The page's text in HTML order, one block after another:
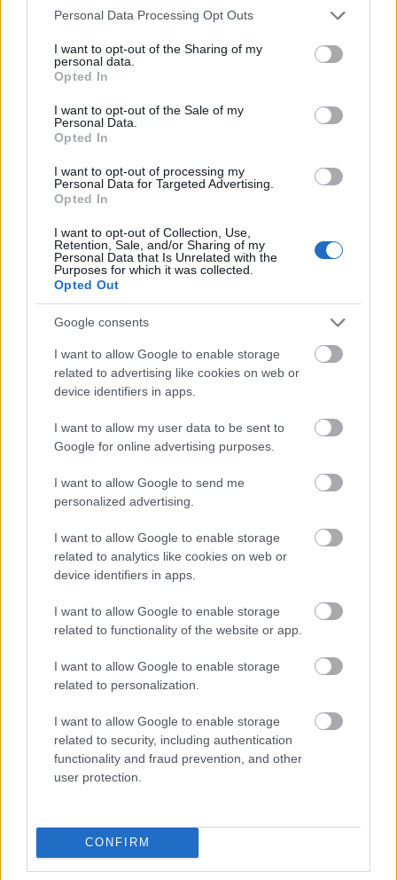
Please note that this website/app uses one or more Google
not limited to your visit or usage behaviour. You may click to
grant or deny consent to Google and its third-party tags to
use your data for below specified purposes in below Google
consent section.
Personal Data Processing Opt Outs
I want to opt-out of the Sharing of my
personal data.
Opted In
I want to opt-out of the Sale of my
Personal Data.
Opted In
I want to opt-out of processing my
Personal Data for Targeted Advertising.
Opted In
I want to opt-out of Collection, Use,
Retention, Sale, and/or Sharing of my
Personal Data that Is Unrelated with the
Purposes for which it was collected.
Opted Out
Google consents
I want to allow Google to enable storage
related to advertising like cookies on web or
device identifiers in apps.
I want to allow my user data to be sent to
Google for online advertising purposes.
I want to allow Google to send me
personalized advertising.
I want to allow Google to enable storage
related to analytics like cookies on web or
device identifiers in apps.
I want to allow Google to enable storage
related to functionality of the website or app.
I want to allow Google to enable storage
related to personalization.
I want to allow Google to enable storage
related to security, including authentication
functionality and fraud prevention, and other
user protection.
CONFIRM
Épített öröksége megújításával is készül Mohács a
csata ötszázadik évfordulójára
Új kápolna, kiállítótér épült a mohácsi csata emlékhelyén. A
városban is számos beruházás készült el vagy közeledik a
Széchenyi tér is.
A tengerfenék alatt négy óriáskábellel
Franciaország villamosenergia-
hálózatát
Még több zöld, még több virág és új
játszótér Debrecen egyik legfontosabb
Gyárleállításokkal és átszervezett
villamosenergia-rendszert a STRABAG
HÍRLEVÉL